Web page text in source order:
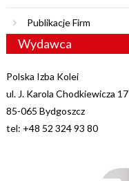
Publikacje Firm
Wydawca
Polska Izba Kolei
ul. J. Karola Chodkiewicza 17
85-065 Bydgoszcz
tel: +48 52 324 93 80